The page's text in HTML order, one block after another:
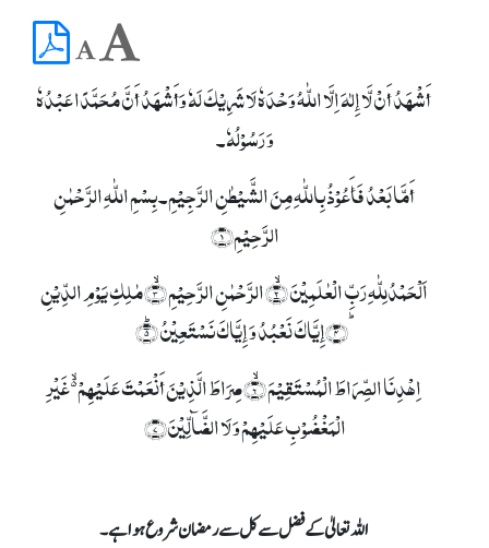
أَشْھَدُ أَنْ لَّا إِلٰہَ اِلَّا اللّٰہُ وَحْدَہٗ لَا شَرِیْکَ لَہٗ وَأَشْھَدُ أَنَّ مُحَمَّدًا عَبْدُہٗ
وَ رَسُوْلُہٗ۔
أَمَّا بَعْدُ فَأَعُوْذُ بِاللّٰہِ مِنَ الشَّیْطٰنِ الرَّجِیْمِ۔ بِسۡمِ اللّٰہِ الرَّحۡمٰنِ
الرَّحِیۡمِ﴿۱﴾
اَلۡحَمۡدُلِلّٰہِ رَبِّ الۡعٰلَمِیۡنَ ۙ﴿۲﴾ الرَّحۡمٰنِ الرَّحِیۡمِ ۙ﴿۳﴾ مٰلِکِ یَوۡمِ الدِّیۡنِ
ؕ﴿۴﴾إِیَّاکَ نَعۡبُدُ وَ إِیَّاکَ نَسۡتَعِیۡنُ ؕ﴿۵﴾
اِہۡدِنَا الصِّرَاطَ الۡمُسۡتَقِیۡمَ ۙ﴿۶﴾ صِرَاطَ الَّذِیۡنَ أَنۡعَمۡتَ عَلَیۡہِمۡ ۬ۙ غَیۡرِ
الۡمَغۡضُوۡبِ عَلَیۡہِمۡ وَ لَا الضَّآلِّیۡنَ﴿۷﴾
اللہ تعالیٰ کے فضل سے کل سے رمضان شروع ہوا ہے۔